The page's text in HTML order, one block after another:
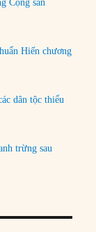
Cộng sản
Hiến chương
dân tộc thiểu
trừng sau